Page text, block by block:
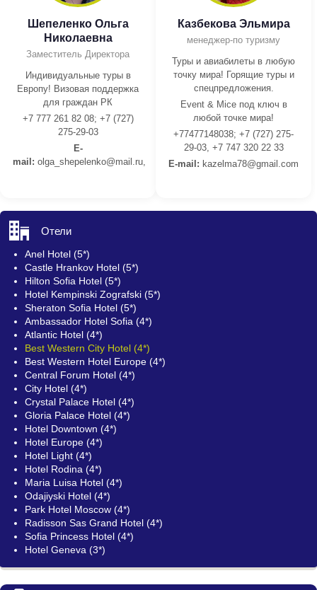
Шепеленко Ольга
Николаевна
Заместитель Директора
Индивидуальные туры в
Европу! Визовая поддержка
для граждан РК
+7 777 261 82 08; +7 (727)
275-29-03
E-
mail: olga_shepelenko@mail.ru,
Казбекова Эльмира
менеджер-по туризму
Туры и авиабилеты в любую
точку мира! Горящие туры и
спецпредложения.
Event & Mice под ключ в
любой точке мира!
+77477148038; +7 (727) 275-
29-03, +7 747 320 22 33
E-mail: kazelma78@gmail.com
Отели
Anel Hotel (5*)
Castle Hrankov Hotel (5*)
Hilton Sofia Hotel (5*)
Hotel Kempinski Zografski (5*)
Sheraton Sofia Hotel (5*)
Ambassador Hotel Sofia (4*)
Atlantic Hotel (4*)
Best Western City Hotel (4*)
Best Western Hotel Europe (4*)
Central Forum Hotel (4*)
City Hotel (4*)
Crystal Palace Hotel (4*)
Gloria Palace Hotel (4*)
Hotel Downtown (4*)
Hotel Europe (4*)
Hotel Light (4*)
Hotel Rodina (4*)
Maria Luisa Hotel (4*)
Odajiyski Hotel (4*)
Park Hotel Moscow (4*)
Radisson Sas Grand Hotel (4*)
Sofia Princess Hotel (4*)
Hotel Geneva (3*)